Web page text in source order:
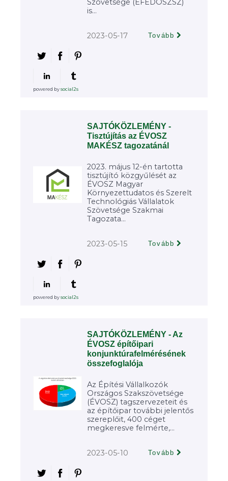
Szövetsége (ÉFÉDOSZSZ)
is...
2023-05-17 Tovább
powered bysocial2s
SAJTÓKÖZLEMÉNY -
Tisztújítás az ÉVOSZ
MAKÉSZ tagozatánál
2023. május 12-én tartotta
tisztújító közgyűlését az
ÉVOSZ Magyar
Környezettudatos és Szerelt
Technológiás Vállalatok
Szövetsége Szakmai
Tagozata...
2023-05-15 Tovább
powered bysocial2s
SAJTÓKÖZLEMÉNY - Az
ÉVOSZ építőipari
konjunktúrafelmérésének
összefoglalója
Az Építési Vállalkozók
Országos Szakszövetsége
(ÉVOSZ) tagszervezeteit és
az építőipar további jelentős
szereplőit, 400 céget
megkeresve felmérte,...
2023-05-10 Tovább